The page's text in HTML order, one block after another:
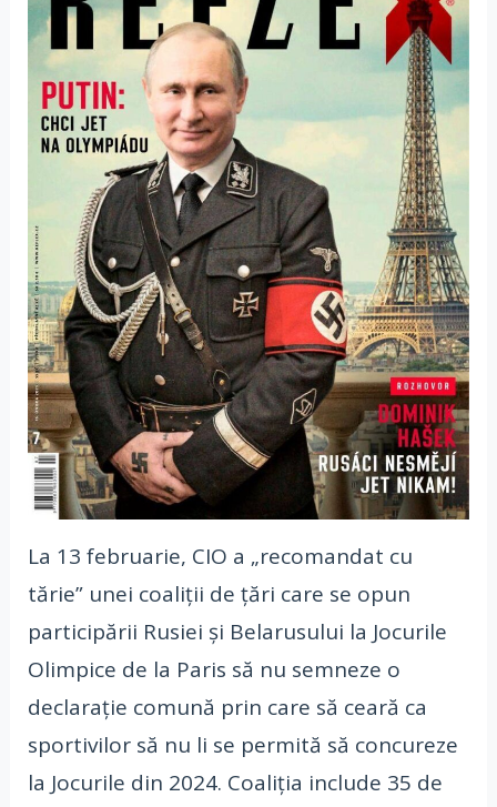
La 13 februarie, CIO a „recomandat cu
tărie” unei coaliții de țări care se opun
participării Rusiei și Belarusului la Jocurile
Olimpice de la Paris să nu semneze o
declarație comună prin care să ceară ca
sportivilor să nu li se permită să concureze
la Jocurile din 2024. Coaliția include 35 de